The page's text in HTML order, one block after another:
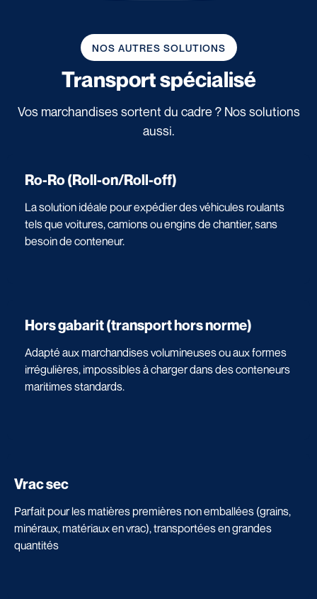
NOS AUTRES SOLUTIONS
Transport spécialisé
Vos marchandises sortent du cadre ? Nos solutions
aussi.
Ro-Ro (Roll-on/Roll-off)
La solution idéale pour expédier des véhicules roulants
tels que voitures, camions ou engins de chantier, sans
besoin de conteneur.
Hors gabarit (transport hors norme)
Adapté aux marchandises volumineuses ou aux formes
irrégulières, impossibles à charger dans des conteneurs
maritimes standards.
Vrac sec
Parfait pour les matières premières non emballées (grains,
minéraux, matériaux en vrac), transportées en grandes
quantités